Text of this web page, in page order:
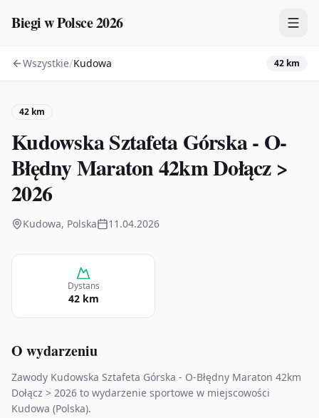
Biegi w Polsce 2026
Zawody
Wszystkie/Kudowa 42 km
42 km
Kudowska Sztafeta Górska - O-
Błędny Maraton 42km Dołącz >
2026
Kudowa, Polska 11.04.2026
Dystans
42 km
O wydarzeniu
Zawody Kudowska Sztafeta Górska - O-Błędny Maraton 42km
Dołącz > 2026 to wydarzenie sportowe w miejscowości
Kudowa (Polska).